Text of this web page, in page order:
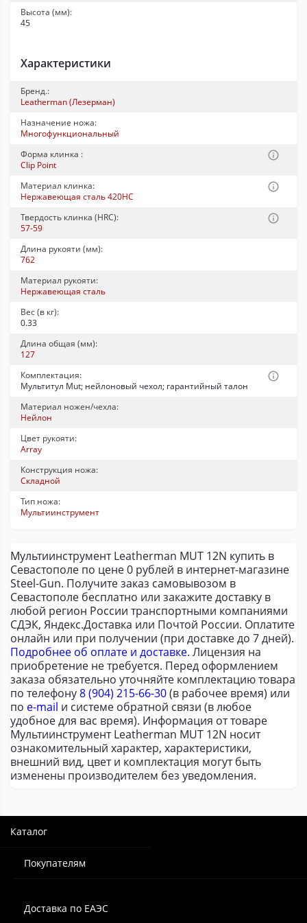
Высота (мм):
45
Характеристики
Бренд.:
Leatherman (Лезерман)
Назначение ножа:
Многофункциональный
Форма клинка :
Clip Point
Материал клинка:
Нержавеющая сталь 420HC
Твердость клинка (HRC):
57-59
Длина рукояти (мм):
762
Материал рукояти:
Нержавеющая сталь
Вес (в кг):
0.33
Длина общая (мм):
127
Комплектация:
Мультитул Мut; нейлоновый чехол; гарантийный талон
Материал ножен/чехла:
Нейлон
Цвет рукояти:
Array
Конструкция ножа:
Складной
Тип ножа:
Мультиинструмент
Мультиинструмент Leatherman MUT 12N купить в
Севастополе по цене 0 рублей в интернет-магазине
Steel-Gun. Получите заказ самовывозом в
Севастополе бесплатно или закажите доставку в
любой регион России транспортными компаниями
СДЭК, Яндекс.Доставка или Почтой России. Оплатите
онлайн или при получении (при доставке до 7 дней).
Подробнее об оплате и доставке. Лицензия на
приобретение не требуется. Перед оформлением
заказа обязательно уточняйте комплектацию товара
по телефону8 (904) 215-66-30(в рабочее время) или
по e-mail и системе обратной связи (в любое
удобное для вас время). Информация от товаре
Мультиинструмент Leatherman MUT 12N носит
ознакомительный характер, характеристики,
внешний вид, цвет и комплектация могут быть
изменены производителем без уведомления.
Каталог
Покупателям
Доставка по ЕАЭС